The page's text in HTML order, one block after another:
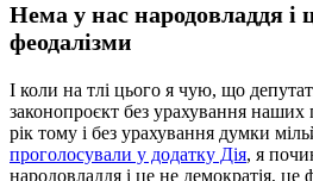
Нема у нас народовладдя і
феодалізми
І коли на тлі цього я чую, що
законопроєкт без урахування
рік тому і без урахування думки
проголосували у додатку Дія, я
народовладдя і це не демократія, це